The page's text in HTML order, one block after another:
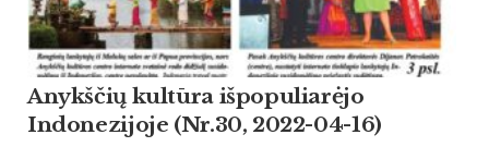
Anykščių kultūra išpopuliarėjo
Indonezijoje (Nr.30, 2022-04-16)